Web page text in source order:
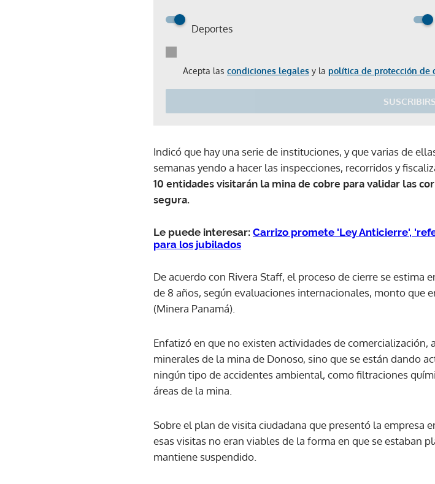
Deportes
Acepta las condiciones legales y la política de protección de
Gracias por suscribirte
Indicó que hay una serie de instituciones, y que varias de
semanas yendo a hacer las inspecciones, recorridos y
10 entidades visitarán la mina de cobre para validar las
segura.
Le puede interesar: Carrizo promete 'Ley Anticierre',
para los jubilados
De acuerdo con Rivera Staff, el proceso de cierre se estima
de 8 años, según evaluaciones internacionales, monto que
(Minera Panamá).
Enfatizó en que no existen actividades de
minerales de la mina de Donoso, sino que se están dando
ningún tipo de accidentes ambiental, como filtraciones
áreas de la mina.
Sobre el plan de visita ciudadana que presentó la empresa
esas visitas no eran viables de la forma en que se estaban
mantiene suspendido.